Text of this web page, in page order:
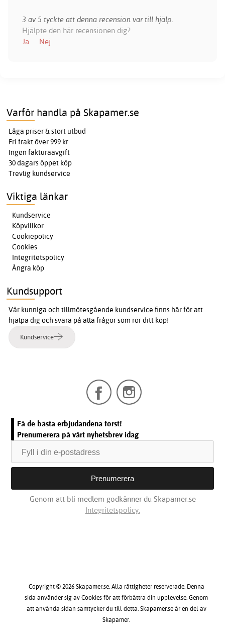
3 av 5 tyckte att denna recension var till hjälp.
Hjälpte den här recensionen dig?
Ja
Nej
Varför handla på Skapamer.se
Låga priser & stort utbud
Fri frakt över 999 kr
Ingen fakturaavgift
30 dagars öppet köp
Trevlig kundservice
Viktiga länkar
Kundservice
Köpvillkor
Cookiepolicy
Cookies
Integritetspolicy
Ångra köp
Kundsupport
Vår kunniga och tillmötesgående kundservice finns här för att
hjälpa dig och svara på alla frågor som rör ditt köp!
Kundservice
Få de bästa erbjudandena först!
Prenumerera på vårt nyhetsbrev idag
Genom att bli medlem godkänner du Skapamer.se
Integritetspolicy.
Copyright © 2026 Skapamer.se. Alla rättigheter reserverade. Denna
sida använder sig av Cookies för att förbättra din upplevelse. Genom
att använda sidan samtycker du till detta. Skapamer.se är en del av
Skapamer.